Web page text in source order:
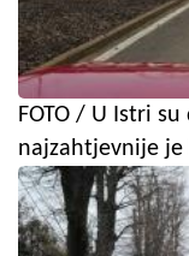
FOTO / U Istri
najzahtjevnije je